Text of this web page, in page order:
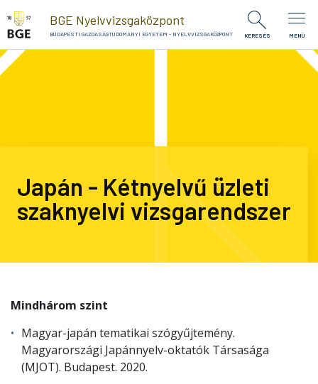
Ugrás a tartalomra
BGE Nyelvvizsgaközpont
BUDAPESTI GAZDASÁGTUDOMÁNYI EGYETEM - NYELVVIZSGAKÖZPONT KERESÉS MENÜ
Japán - Kétnyelvű üzleti
szaknyelvi vizsgarendszer
Mindhárom szint
Magyar-japán tematikai szógyűjtemény.
Magyarországi Japánnyelv-oktatók Társasága
(MJOT). Budapest. 2020.